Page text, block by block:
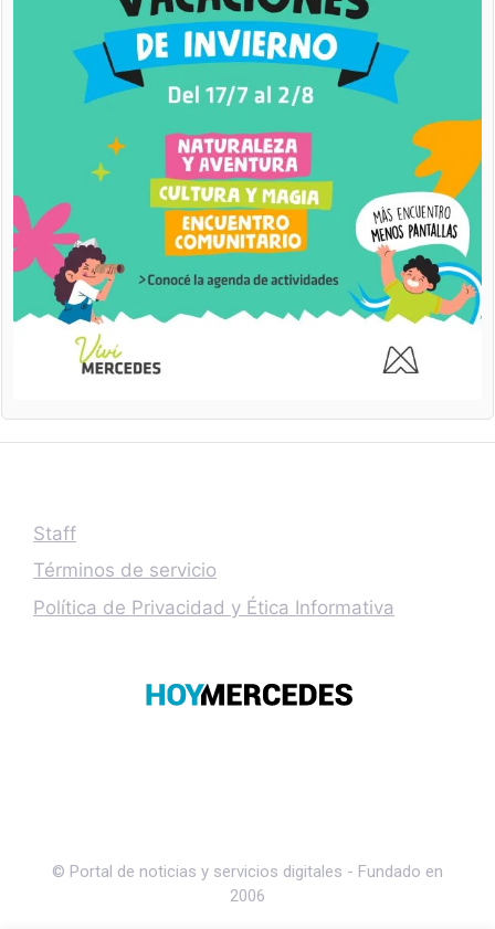
Staff
Términos de servicio
Política de Privacidad y Ética Informativa
© Portal de noticias y servicios digitales - Fundado en
2006